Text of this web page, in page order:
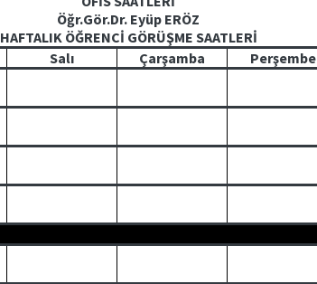
Öğr.Gör.Dr. Eyüp ERÖZ
HAFTALIK ÖĞRENCİ GÖRÜŞME SAATLERİ
Salı Çarşamba Perşembe